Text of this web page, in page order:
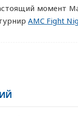
момент
AMC Fight